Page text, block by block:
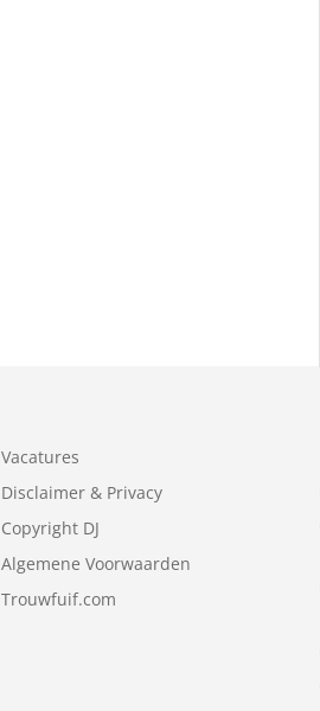
Vacatures
Disclaimer & Privacy
Copyright DJ
Algemene Voorwaarden
Trouwfuif.com